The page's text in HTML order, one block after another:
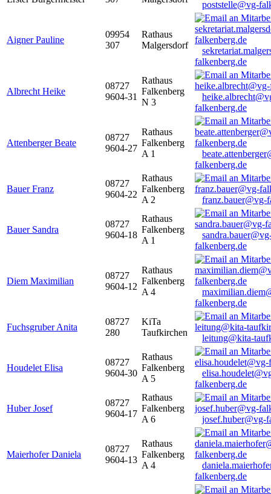
poststelle@vg-
Aigner Pauline
09954
307
Rathaus
Malgersdorf
falkenberg.de
Albrecht Heike
08727
9604-31
Rathaus
Falkenberg
N 3
falkenberg.de
Attenberger Beate
08727
9604-27
Rathaus
Falkenberg
A 1
falkenberg.de
Bauer Franz
08727
9604-22
Rathaus
Falkenberg
A 2
franz.bauer@vg-
Bauer Sandra
08727
9604-18
Rathaus
Falkenberg
A 1
falkenberg.de
Diem Maximilian
08727
9604-12
Rathaus
Falkenberg
A 4
falkenberg.de
Fuchsgruber Anita
08727
280
KiTa
Taufkirchen
leitung@kita-
Houdelet Elisa
08727
9604-30
Rathaus
Falkenberg
A 5
falkenberg.de
Huber Josef
08727
9604-17
Rathaus
Falkenberg
A 6
josef.huber@vg-
Maierhofer Daniela
08727
9604-13
Rathaus
Falkenberg
A 4
falkenberg.de